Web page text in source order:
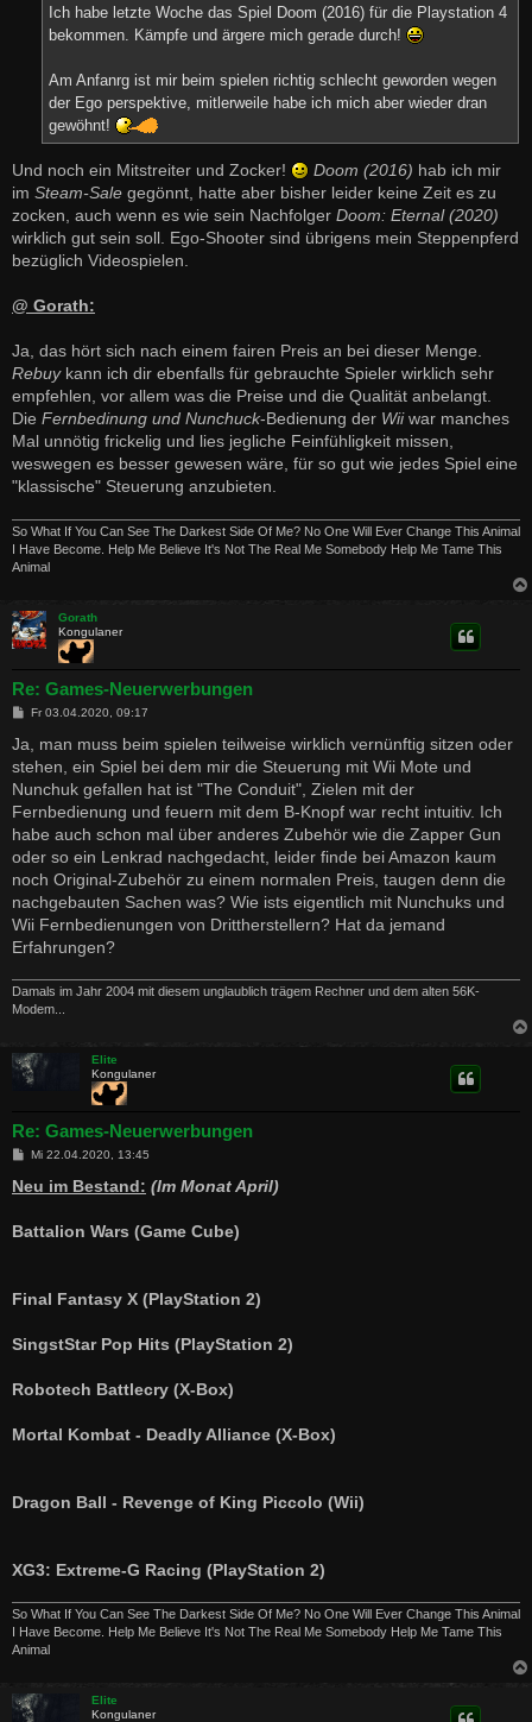
Ich habe letzte Woche das Spiel Doom (2016) für die Playstation 4
bekommen. Kämpfe und ärgere mich gerade durch!
Am Anfanrg ist mir beim spielen richtig schlecht geworden wegen
der Ego perspektive, mitlerweile habe ich mich aber wieder dran
gewöhnt!
Und noch ein Mitstreiter und Zocker! Doom (2016) hab ich mir
im Steam-Sale gegönnt, hatte aber bisher leider keine Zeit es zu
zocken, auch wenn es wie sein Nachfolger Doom: Eternal (2020)
wirklich gut sein soll. Ego-Shooter sind übrigens mein Steppenpferd
bezüglich Videospielen.
@ Gorath:
Ja, das hört sich nach einem fairen Preis an bei dieser Menge.
Rebuykann ich dir ebenfalls für gebrauchte Spieler wirklich sehr
empfehlen, vor allem was die Preise und die Qualität anbelangt.
Die Fernbedinung und Nunchuck-Bedienung der Wiiwar manches
Mal unnötig frickelig und lies jegliche Feinfühligkeit missen,
weswegen es besser gewesen wäre, für so gut wie jedes Spiel eine
"klassische" Steuerung anzubieten.
So What If You Can See The Darkest Side Of Me? No One Will Ever Change This Animal
I Have Become. Help Me Believe It's Not The Real Me Somebody Help Me Tame This
Animal
Gorath
Kongulaner
Re: Games-Neuerwerbungen
B
i
t
r
g
Fr 03.04.2020, 09:17
Ja, man muss beim spielen teilweise wirklich vernünftig sitzen oder
stehen, ein Spiel bei dem mir die Steuerung mit Wii Mote und
Nunchuk gefallen hat ist "The Conduit", Zielen mit der
Fernbedienung und feuern mit dem B-Knopf war recht intuitiv. Ich
habe auch schon mal über anderes Zubehör wie die Zapper Gun
oder so ein Lenkrad nachgedacht, leider finde bei Amazon kaum
noch Original-Zubehör zu einem normalen Preis, taugen denn die
nachgebauten Sachen was? Wie ists eigentlich mit Nunchuks und
Wii Fernbedienungen von Drittherstellern? Hat da jemand
Erfahrungen?
Damals im Jahr 2004 mit diesem unglaublich trägem Rechner und dem alten 56K-
Modem...
Elite
Kongulaner
Re: Games-Neuerwerbungen
B
i
t
g
Mi 22.04.2020, 13:45
Neu im Bestand: (Im Monat April)
Battalion Wars (Game Cube)
Final Fantasy X (PlayStation 2)
SingstStar Pop Hits (PlayStation 2)
Robotech Battlecry (X-Box)
Mortal Kombat - Deadly Alliance (X-Box)
Dragon Ball - Revenge of King Piccolo (Wii)
XG3: Extreme-G Racing (PlayStation 2)
So What If You Can See The Darkest Side Of Me? No One Will Ever Change This Animal
I Have Become. Help Me Believe It's Not The Real Me Somebody Help Me Tame This
Animal
Elite
Kongulaner